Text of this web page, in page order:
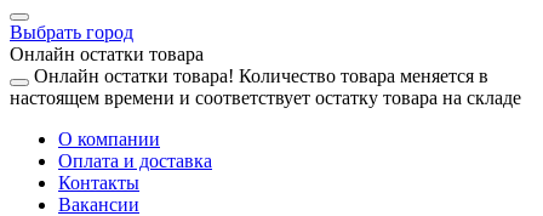
Выбрать город
Онлайн остатки товара
Онлайн остатки товара! Количество товара меняется в
настоящем времени и соответствует остатку товара на складе
О компании
Оплата и доставка
Контакты
Вакансии